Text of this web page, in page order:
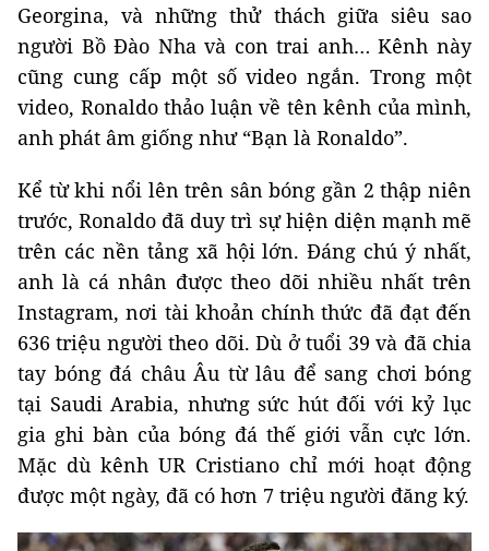
Georgina, và những thử thách giữa siêu sao
người Bồ Đào Nha và con trai anh… Kênh này
cũng cung cấp một số video ngắn. Trong một
video, Ronaldo thảo luận về tên kênh của mình,
anh phát âm giống như “Bạn là Ronaldo”.
Kể từ khi nổi lên trên sân bóng gần 2 thập niên
trước, Ronaldo đã duy trì sự hiện diện mạnh mẽ
trên các nền tảng xã hội lớn. Đáng chú ý nhất,
anh là cá nhân được theo dõi nhiều nhất trên
Instagram, nơi tài khoản chính thức đã đạt đến
636 triệu người theo dõi. Dù ở tuổi 39 và đã chia
tay bóng đá châu Âu từ lâu để sang chơi bóng
tại Saudi Arabia, nhưng sức hút đối với kỷ lục
gia ghi bàn của bóng đá thế giới vẫn cực lớn.
Mặc dù kênh UR Cristiano chỉ mới hoạt động
được một ngày, đã có hơn 7 triệu người đăng ký.